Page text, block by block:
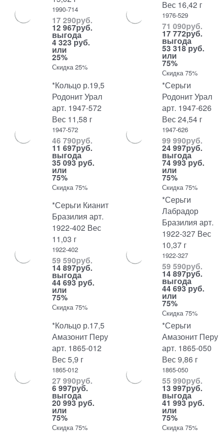
1990-714
17 290руб.
12 967руб.
выгода
4 323 руб.
или
25%
Скидка 25%
Вес 16,42 г
1976-529
71 090руб.
17 772руб.
выгода
53 318 руб.
или
75%
Скидка 75%
*Кольцо р.19,5
Родонит Урал
арт. 1947-572
Вес 11,58 г
1947-572
46 790руб.
11 697руб.
выгода
35 093 руб.
или
75%
Скидка 75%
*Серьги
Родонит Урал
арт. 1947-626
Вес 24,54 г
1947-626
99 990руб.
24 997руб.
выгода
74 993 руб.
или
75%
Скидка 75%
*Серьги Кианит
Бразилия арт.
1922-402 Вес
11,03 г
1922-402
59 590руб.
14 897руб.
выгода
44 693 руб.
или
75%
Скидка 75%
*Серьги
Лабрадор
Бразилия арт.
1922-327 Вес
10,37 г
1922-327
59 590руб.
14 897руб.
выгода
44 693 руб.
или
75%
Скидка 75%
*Кольцо р.17,5
Амазонит Перу
арт. 1865-012
Вес 5,9 г
1865-012
27 990руб.
6 997руб.
выгода
20 993 руб.
или
75%
Скидка 75%
*Серьги
Амазонит Перу
арт. 1865-050
Вес 9,86 г
1865-050
55 990руб.
13 997руб.
выгода
41 993 руб.
или
75%
Скидка 75%